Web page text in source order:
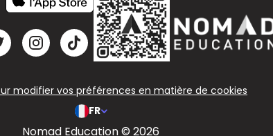
modifier vos préférences en matière de cookies
FR
Nomad Education © 2026